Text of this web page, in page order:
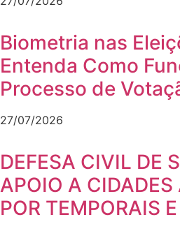
Biometria nas
Entenda Como
Processo de
27/07/2026
DEFESA CIVIL DE
APOIO A CIDADES
POR TEMPORAIS